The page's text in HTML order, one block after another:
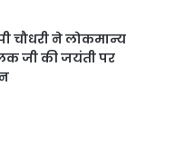
चौधरी ने लोकमान्य
जी की जयंती पर